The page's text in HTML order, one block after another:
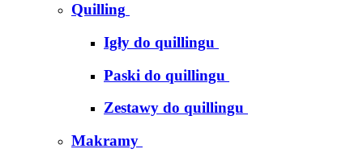
Quilling
Igły do quillingu
Paski do quillingu
Zestawy do quillingu
Makramy